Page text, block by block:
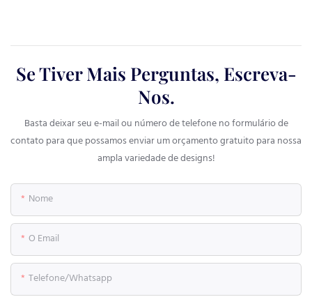
Se Tiver Mais Perguntas, Escreva-
Nos.
Basta deixar seu e-mail ou número de telefone no formulário de
contato para que possamos enviar um orçamento gratuito para nossa
ampla variedade de designs!
Nome
O Email
Telefone/whatsapp